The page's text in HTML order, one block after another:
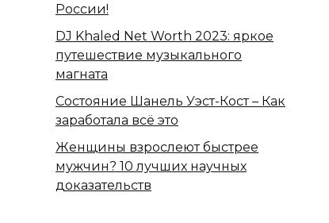
России!
DJ Khaled Net Worth 2023: яркое
путешествие музыкального
магната
Состояние Шанель Уэст-Кост – Как
заработала всё это
Женщины взрослеют быстрее
мужчин? 10 лучших научных
доказательств